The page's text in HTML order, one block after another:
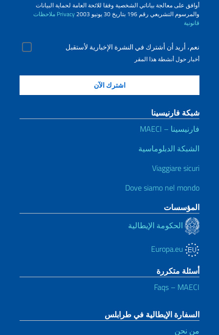
أوافق على معالجة بياناتي الشخصية وفقا للائحة العامة لحماية البيانات
والمرسوم التشريعي رقم 196 بتاريخ 30 يونيو 2003
Privacy ملاحظات
قانونية
نعم، أريد أن أشترك في النشرة الإخبارية لأستقبل
أخبار حول أنشطة هذا المقر
شبكة فارنيسينا
فارنيسينا – MAECI
الشبكة الدبلوماسية
Viaggiare sicuri
Dove siamo nel mondo
المؤسسات
الحكومة الإيطالية
أسئلة متكررة
Faqs – MAECI
السفارة الإيطالية في طرابلس
من نحن